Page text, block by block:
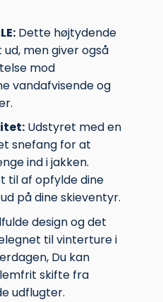
Dette højtydende
men giver også
mod
vandafvisende og
Udstyret med en
snefang for at
ind i jakken.
til af opfylde dine
på dine skieventyr.
design og det
til vinterture i
Du kan
skifte fra
udflugter.